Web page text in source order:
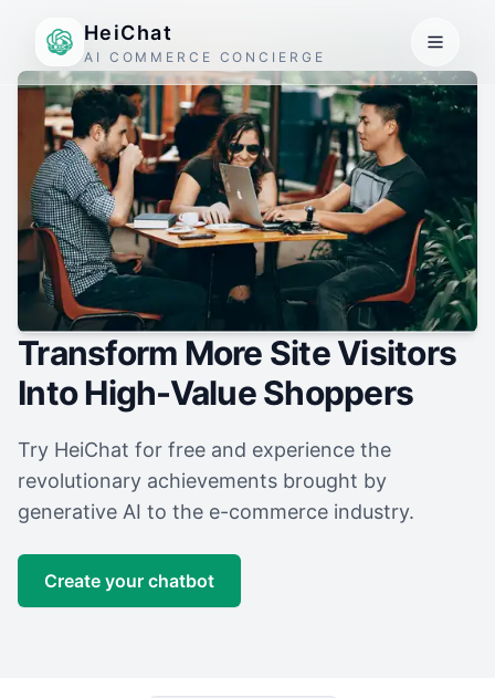
HeiChat
AI COMMERCE CONCIERGE
Transform More Site Visitors
Into High-Value Shoppers
Try HeiChat for free and experience the
revolutionary achievements brought by
generative AI to the e-commerce industry.
Create your chatbot